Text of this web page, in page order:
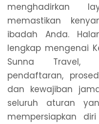
menghadirkan
memastikan
ibadah Anda.
lengkap mengenai
Sunna Travel,
pendaftaran,
dan kewajiban
seluruh aturan
mempersiapkan